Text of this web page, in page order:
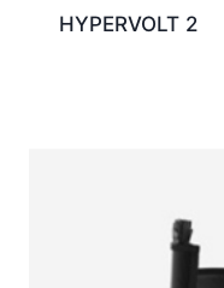
HYPERVOLT 2